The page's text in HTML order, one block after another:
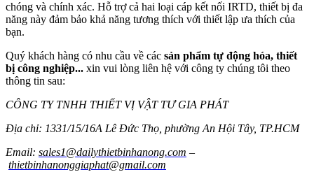
chóng và chính xác. Hỗ trợ cả hai loại cáp kết nối IRTD, thiết bị đa
năng này đảm bảo khả năng tương thích với thiết lập ưa thích của
bạn.
Quý khách hàng có nhu cầu về các sản phẩm tự động hóa, thiết
bị công nghiệp... xin vui lòng liên hệ với công ty chúng tôi theo
thông tin sau:
CÔNG TY TNHH THIẾT VỊ VẬT TƯ GIA PHÁT
Địa chỉ: 1331/15/16A Lê Đức Thọ, phường An Hội Tây, TP.HCM
Email: sales1@dailythietbinhanong.com –
thietbinhanonggiaphat@gmail.com